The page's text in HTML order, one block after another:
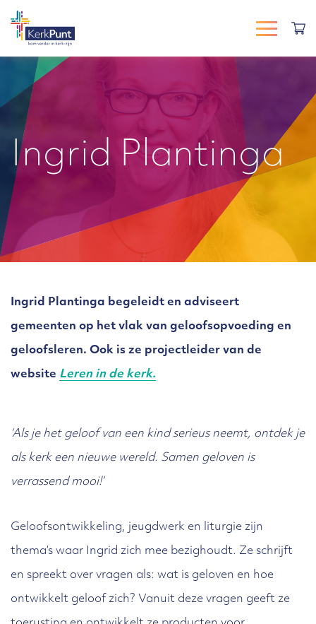
Ingrid Plantinga
Ingrid Plantinga begeleidt en adviseert
gemeenten op het vlak van geloofsopvoeding en
geloofsleren. Ook is ze projectleider van de
website Leren in de kerk.
‘Als je het geloof van een kind serieus neemt, ontdek je
als kerk een nieuwe wereld. Samen geloven is
verrassend mooi!’
Geloofsontwikkeling, jeugdwerk en liturgie zijn
thema’s waar Ingrid zich mee bezighoudt. Ze schrijft
en spreekt over vragen als: wat is geloven en hoe
ontwikkelt geloof zich? Vanuit deze vragen geeft ze